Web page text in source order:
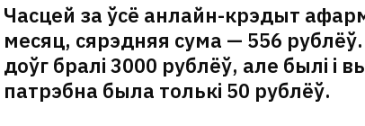
Часцей за ўсё анлайн-крэдыт
месяц, сярэдняя сума — 556
доўг бралі 3000 рублёў, але былі і
патрэбна была толькі 50 рублёў.